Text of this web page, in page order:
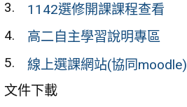
1142選修開課課程查看
高二自主學習說明專區
線上選課網站(協同moodle)
文件下載